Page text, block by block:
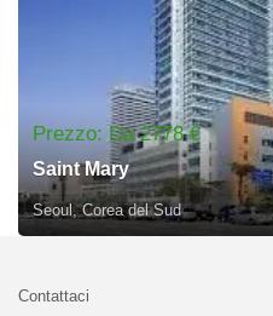
Prezzo: Da 2778 €
Saint Mary
Seoul, Corea del Sud
Contattaci